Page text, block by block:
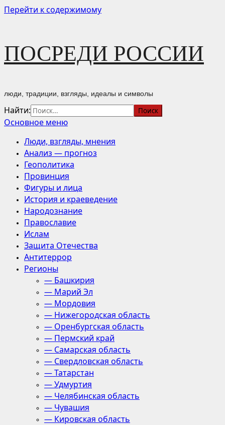
Перейти к содержимому
ПОСРЕДИ РОССИИ
люди, традиции, взгляды, идеалы и символы
Найти:
Основное меню
Люди, взгляды, мнения
Анализ — прогноз
Геополитика
Провинция
Фигуры и лица
История и краеведение
Народознание
Православие
Ислам
Защита Отечества
Антитеррор
Регионы
— Башкирия
— Марий Эл
— Мордовия
— Нижегородская область
— Оренбургская область
— Пермский край
— Самарская область
— Свердловская область
— Татарстан
— Удмуртия
— Челябинская область
— Чувашия
— Кировская область